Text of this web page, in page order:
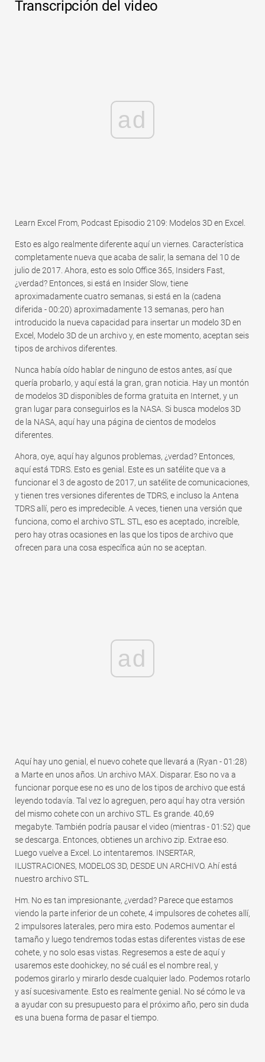
Transcripción del video
ad
Learn Excel From, Podcast Episodio 2109: Modelos 3D en Excel.
Esto es algo realmente diferente aquí un viernes. Característica
completamente nueva que acaba de salir, la semana del 10 de
julio de 2017. Ahora, esto es solo Office 365, Insiders Fast,
¿verdad? Entonces, si está en Insider Slow, tiene
aproximadamente cuatro semanas, si está en la (cadena
diferida - 00:20) aproximadamente 13 semanas, pero han
introducido la nueva capacidad para insertar un modelo 3D en
Excel, Modelo 3D de un archivo y, en este momento, aceptan seis
tipos de archivos diferentes.
Nunca había oído hablar de ninguno de estos antes, así que
quería probarlo, y aquí está la gran, gran noticia. Hay un montón
de modelos 3D disponibles de forma gratuita en Internet, y un
gran lugar para conseguirlos es la NASA. Si busca modelos 3D
de la NASA, aquí hay una página de cientos de modelos
diferentes.
Ahora, oye, aquí hay algunos problemas, ¿verdad? Entonces,
aquí está TDRS. Esto es genial. Este es un satélite que va a
funcionar el 3 de agosto de 2017, un satélite de comunicaciones,
y tienen tres versiones diferentes de TDRS, e incluso la Antena
TDRS allí, pero es impredecible. A veces, tienen una versión que
funciona, como el archivo STL. STL, eso es aceptado, increíble,
pero hay otras ocasiones en las que los tipos de archivo que
ofrecen para una cosa específica aún no se aceptan.
ad
Aquí hay uno genial, el nuevo cohete que llevará a (Ryan - 01:28)
a Marte en unos años. Un archivo MAX. Disparar. Eso no va a
funcionar porque ese no es uno de los tipos de archivo que está
leyendo todavía. Tal vez lo agreguen, pero aquí hay otra versión
del mismo cohete con un archivo STL. Es grande. 40,69
megabyte. También podría pausar el video (mientras - 01:52) que
se descarga. Entonces, obtienes un archivo zip. Extrae eso.
Luego vuelve a Excel. Lo intentaremos. INSERTAR,
ILUSTRACIONES, MODELOS 3D, DESDE UN ARCHIVO. Ahí está
nuestro archivo STL.
Hm. No es tan impresionante, ¿verdad? Parece que estamos
viendo la parte inferior de un cohete, 4 impulsores de cohetes allí,
2 impulsores laterales, pero mira esto. Podemos aumentar el
tamaño y luego tendremos todas estas diferentes vistas de ese
cohete, y no solo esas vistas. Regresemos a este de aquí y
usaremos este doohickey, no sé cuál es el nombre real, y
podemos girarlo y mirarlo desde cualquier lado. Podemos rotarlo
y así sucesivamente. Esto es realmente genial. No sé cómo le va
a ayudar con su presupuesto para el próximo año, pero sin duda
es una buena forma de pasar el tiempo.